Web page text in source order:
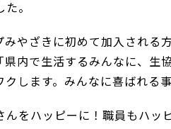
。
ープみやざきに初め
県内で生活するみんなに、生
クします。みんなに喜ばれる
に！職員もハッピ